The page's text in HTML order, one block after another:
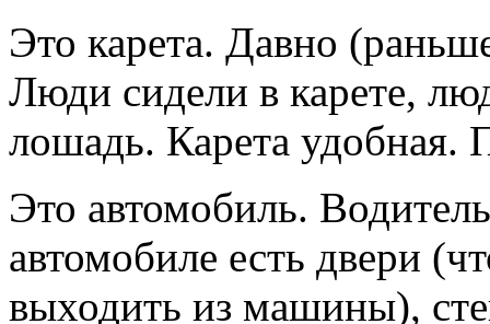
Это карета. Давно
Люди сидели в карете,
лошадь. Карета удобная.
Это автомобиль.
автомобиле есть двери
выходить из машины),